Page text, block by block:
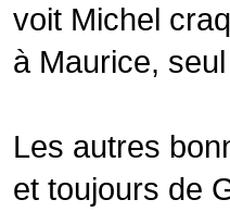
voit Michel
à Maurice,
Les autres
et toujours de